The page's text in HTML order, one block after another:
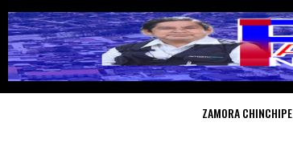
ZAMORA CHINCHIPE